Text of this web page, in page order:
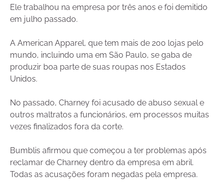
Ele trabalhou na empresa por três anos e foi demitido
em julho passado.
A American Apparel, que tem mais de 200 lojas pelo
mundo, incluindo uma em São Paulo, se gaba de
produzir boa parte de suas roupas nos Estados
Unidos.
No passado, Charney foi acusado de abuso sexual e
outros maltratos a funcionários, em processos muitas
vezes finalizados fora da corte.
Bumblis afirmou que começou a ter problemas após
reclamar de Charney dentro da empresa em abril.
Todas as acusações foram negadas pela empresa.